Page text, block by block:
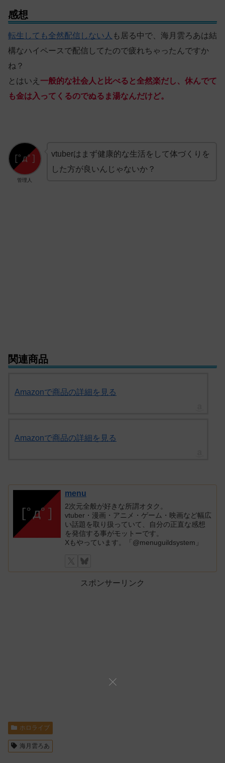
感想
転生しても全然配信しない人 も居る中で、海月雲ろあは結
構なハイペースで配信してたので疲れちゃったんですか
ね？
とはいえ 一般的な社会人と比べると全然楽だし、休んでて
も金は入ってくるのでぬるま湯なんだけど。
管理人
vtuberはまず健康的な生活をして体づくりを
した方が良いんじゃないか？
関連商品
Amazonで商品の詳細を見る
Amazonで商品の詳細を見る
menu
2次元全般が好きな所謂オタク。
vtuber・漫画・アニメ・ゲーム・映画など幅広
い話題を取り扱っていて、自分の正直な感想
を発信する事がモットーです。
Xもやっています。「@menuguildsystem」
スポンサーリンク
ホロライブ
海月雲ろあ